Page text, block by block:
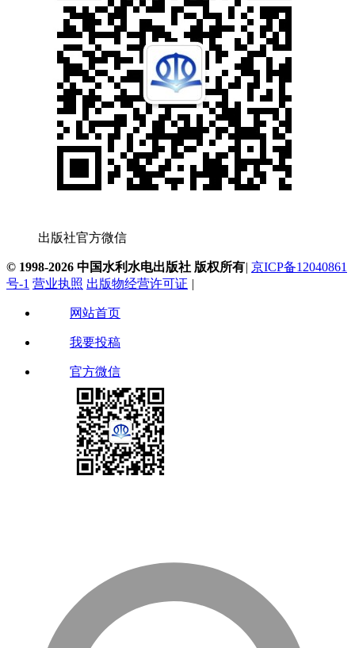
出版社官方微信
© 1998-2026 中国水利水电出版社 版权所有| 京ICP备12040861
号-1 营业执照 出版物经营许可证 |
网站首页
我要投稿
官方微信